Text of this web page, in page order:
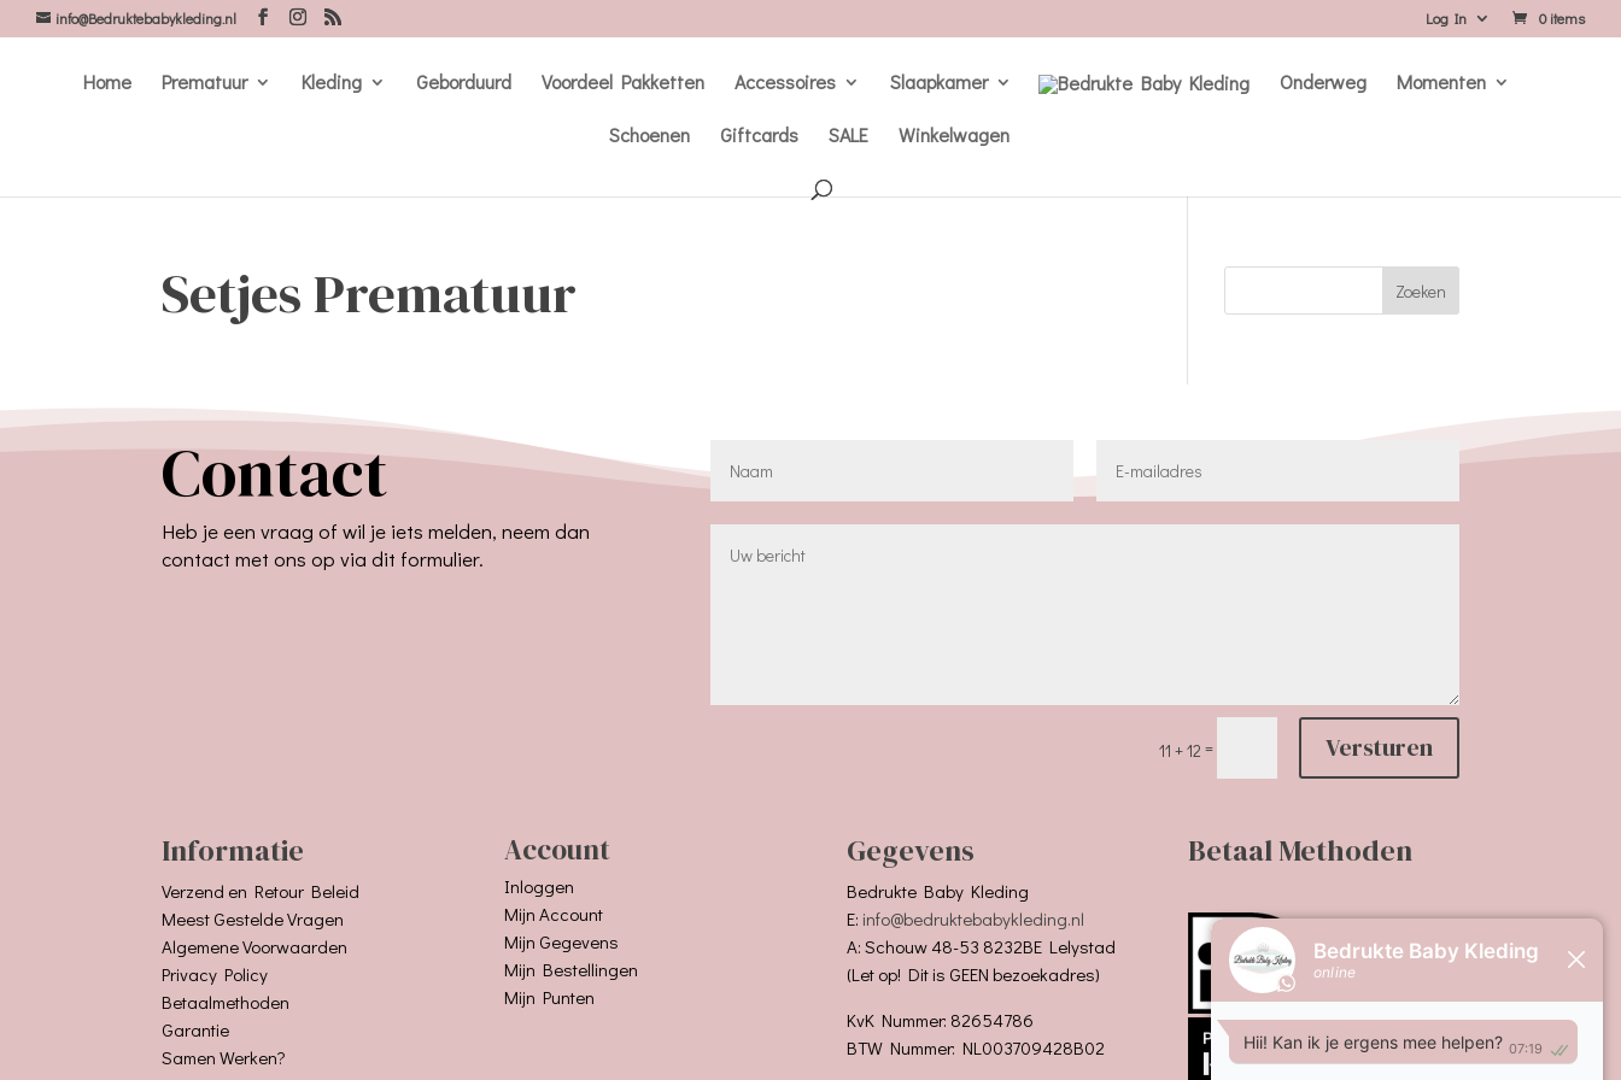
info@Bedruktebabykleding.nl Log In 0 items
Home Prematuur Kleding Geborduurd Voordeel Pakketten Accessoires Slaapkamer Onderweg Momenten
Schoenen Giftcards SALE Winkelwagen
Setjes Prematuur Zoeken
Contact
Heb je een vraag of wil je iets melden, neem dan
contact met ons op via dit formulier.
11 + 12 = Versturen
Informatie
Verzend en Retour Beleid
Meest Gestelde Vragen
Algemene Voorwaarden
Privacy Policy
Betaalmethoden
Garantie
Samen Werken?
Account
Inloggen
Mijn Account
Mijn Gegevens
Mijn Bestellingen
Mijn Punten
Gegevens
Bedrukte Baby Kleding
E: info@bedruktebabykleding.nl
A: Schouw 48-53 8232BE Lelystad
(Let op! Dit is GEEN bezoekadres)
KvK Nummer: 82654786
BTW Nummer: NL003709428B02
Betaal Methoden